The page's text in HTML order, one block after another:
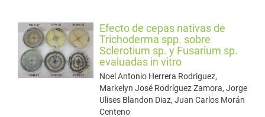
Efecto de cepas nativas de
Trichoderma spp. sobre
Sclerotium sp. y Fusarium sp.
evaluadas in vitro
Noel Antonio Herrera Rodriguez,
Markelyn José Rodríguez Zamora, Jorge
Ulises Blandon Diaz, Juan Carlos Morán
Centeno